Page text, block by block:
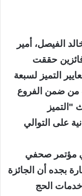
الفيصل، أمير
حققت
التميز لسبعة
من ضمن الفروع
"التميز
على التوالي
مؤتمر صحفي
بجده أن الجائزة
الحج